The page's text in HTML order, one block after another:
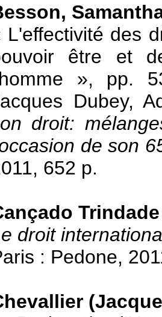
L'effectivité des
être et
», pp.
Dubey,
droit:
de son
652 p.
droit
: Pedone,